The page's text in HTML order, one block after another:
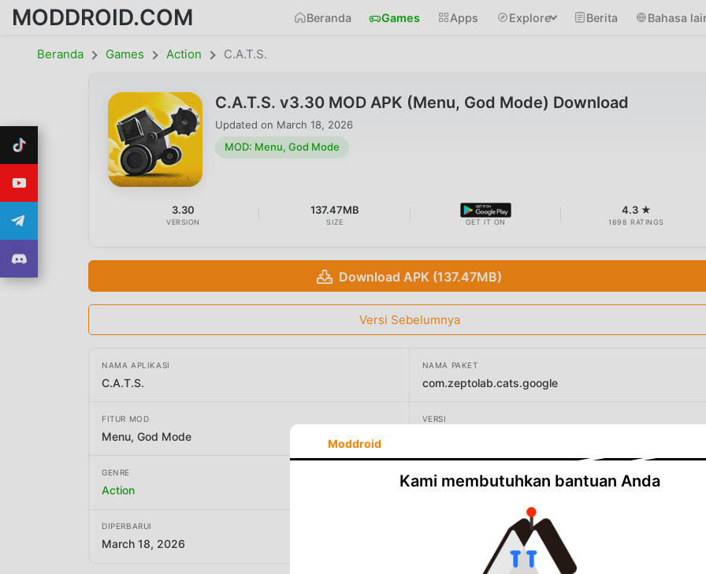
MODDROID.COM Beranda Games Apps Explore Berita Bahasa
Beranda Games Action C.A.T.S.
C.A.T.S. v3.30 MOD APK (Menu, God Mode) Download
Updated on March 18, 2026
MOD: Menu, God Mode
3.30
VERSION
137.47MB
SIZE GET IT ON
4.3 ★
1698 RATINGS
Download APK (137.47MB)
Versi Sebelumnya
NAMA APLIKASI
C.A.T.S.
NAMA PAKET
com.zeptolab.cats.google
FITUR MOD
Menu, God Mode
VERSI
GENRE
Action
PENGEMBANG
Nazara Publishing
DIPERBARUI
March 18, 2026
Moddroid
Kami membutuhkan bantuan Anda